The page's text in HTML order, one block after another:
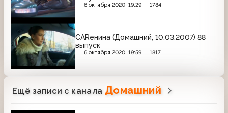
6 октября 2020, 19:29 1784
CARенина (Домашний, 10.03.2007) 88
выпуск
6 октября 2020, 19:59 1817
Ещё записи с канала Домашний